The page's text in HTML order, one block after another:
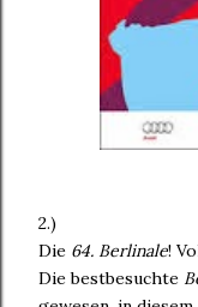
2.)
Die 64. Berlinale!
Die bestbesuchte